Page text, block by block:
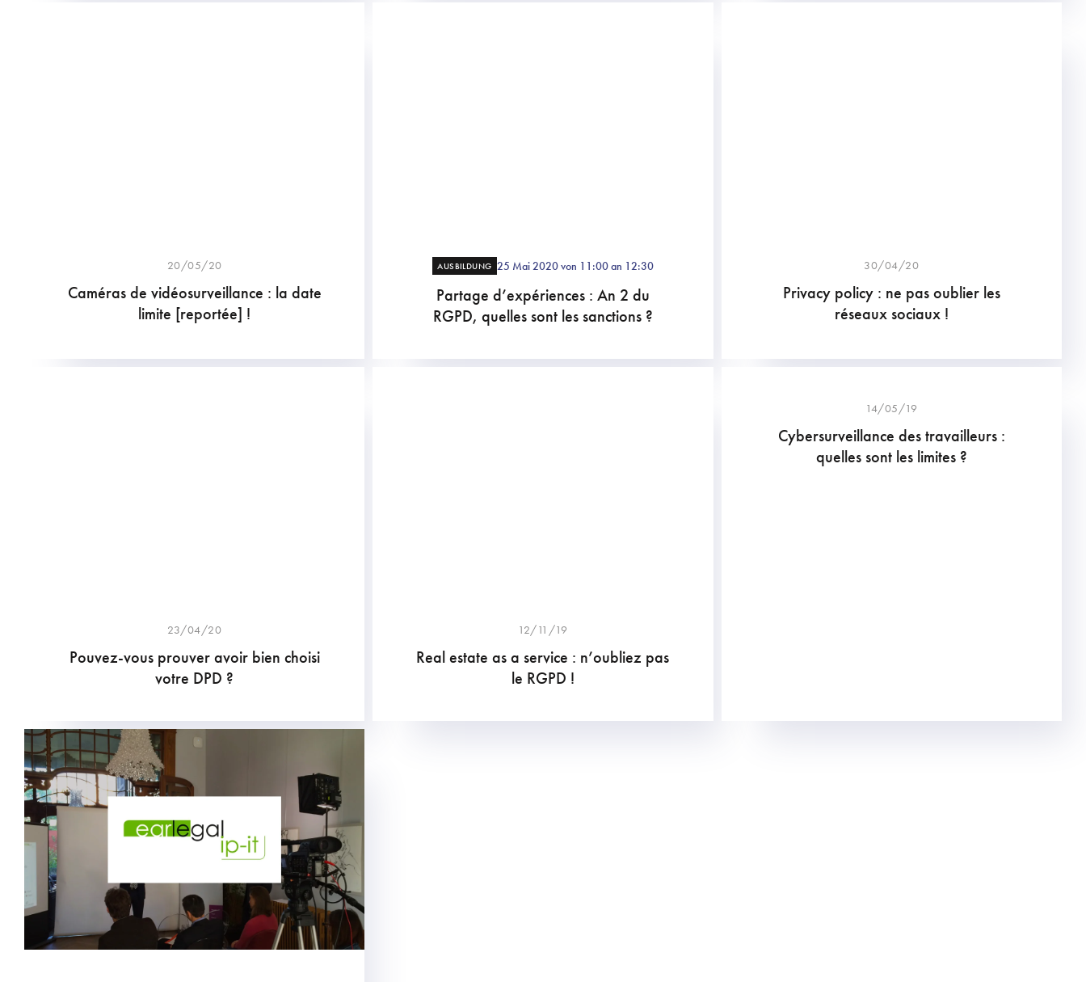
20/05/20
Caméras de vidéosurveillance : la date
limite [reportée] !
AUSBILDUNG 25 Mai 2020 von 11:00 an 12:30
Partage d’expériences : An 2 du
RGPD, quelles sont les sanctions ?
30/04/20
Privacy policy : ne pas oublier les
réseaux sociaux !
23/04/20
Pouvez-vous prouver avoir bien choisi
votre DPD ?
12/11/19
Real estate as a service : n’oubliez pas
le RGPD !
14/05/19
Cybersurveillance des travailleurs :
quelles sont les limites ?